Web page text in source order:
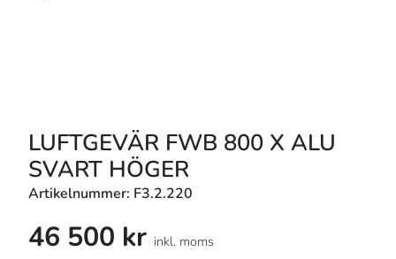
LUFTGEVÄR FWB 800 X ALU
SVART HÖGER
Artikelnummer: F3.2.220
46 500 kr inkl. moms